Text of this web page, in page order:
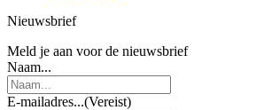
Nieuwsbrief
Meld je aan voor de nieuwsbrief
Naam...
E-mailadres...(Vereist)